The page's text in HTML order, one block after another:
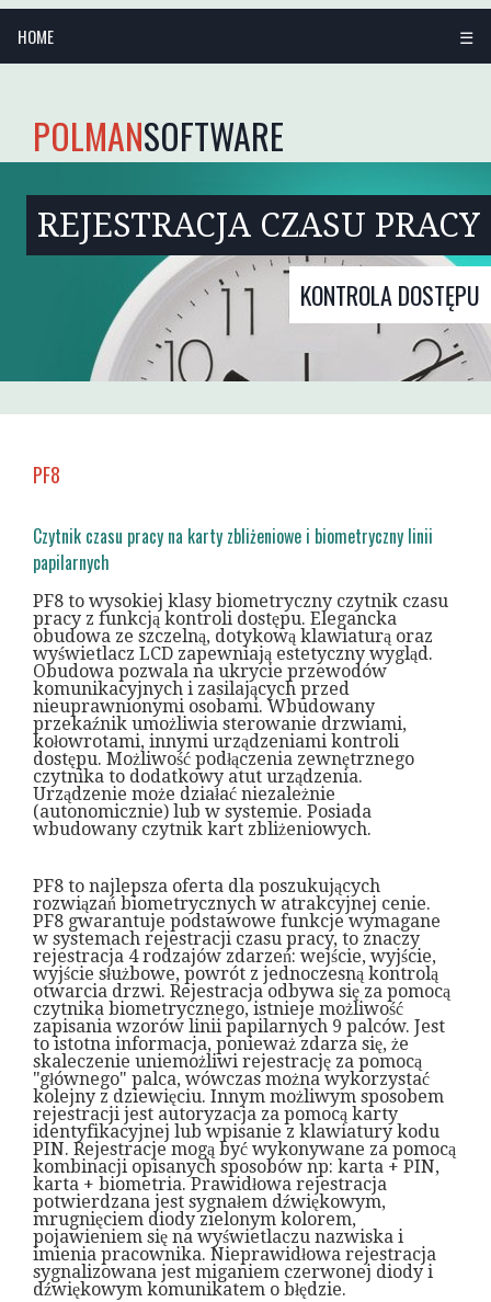
HOME ☰
POLMANSOFTWARE
REJESTRACJA CZASU PRACY
KONTROLA DOSTĘPU
PF8
Czytnik czasu pracy na karty zbliżeniowe i biometryczny linii
papilarnych
PF8 to wysokiej klasy biometryczny czytnik czasu
pracy z funkcją kontroli dostępu. Elegancka
obudowa ze szczelną, dotykową klawiaturą oraz
wyświetlacz LCD zapewniają estetyczny wygląd.
Obudowa pozwala na ukrycie przewodów
komunikacyjnych i zasilających przed
nieuprawnionymi osobami. Wbudowany
przekaźnik umożliwia sterowanie drzwiami,
kołowrotami, innymi urządzeniami kontroli
dostępu. Możliwość podłączenia zewnętrznego
czytnika to dodatkowy atut urządzenia.
Urządzenie może działać niezależnie
(autonomicznie) lub w systemie. Posiada
wbudowany czytnik kart zbliżeniowych.
PF8 to najlepsza oferta dla poszukujących
rozwiązań biometrycznych w atrakcyjnej cenie.
PF8 gwarantuje podstawowe funkcje wymagane
w systemach rejestracji czasu pracy, to znaczy
rejestracja 4 rodzajów zdarzeń: wejście, wyjście,
wyjście służbowe, powrót z jednoczesną kontrolą
otwarcia drzwi. Rejestracja odbywa się za pomocą
czytnika biometrycznego, istnieje możliwość
zapisania wzorów linii papilarnych 9 palców. Jest
to istotna informacja, ponieważ zdarza się, że
skaleczenie uniemożliwi rejestrację za pomocą
"głównego" palca, wówczas można wykorzystać
kolejny z dziewięciu. Innym możliwym sposobem
rejestracji jest autoryzacja za pomocą karty
identyfikacyjnej lub wpisanie z klawiatury kodu
PIN. Rejestracje mogą być wykonywane za pomocą
kombinacji opisanych sposobów np: karta + PIN,
karta + biometria. Prawidłowa rejestracja
potwierdzana jest sygnałem dźwiękowym,
mrugnięciem diody zielonym kolorem,
pojawieniem się na wyświetlaczu nazwiska i
imienia pracownika. Nieprawidłowa rejestracja
sygnalizowana jest miganiem czerwonej diody i
dźwiękowym komunikatem o błędzie.